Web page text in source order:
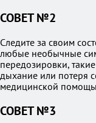
СОВЕТ №2
Следите за своим
любые необычные
передозировки,
дыхание или потеря
медицинской
СОВЕТ №3